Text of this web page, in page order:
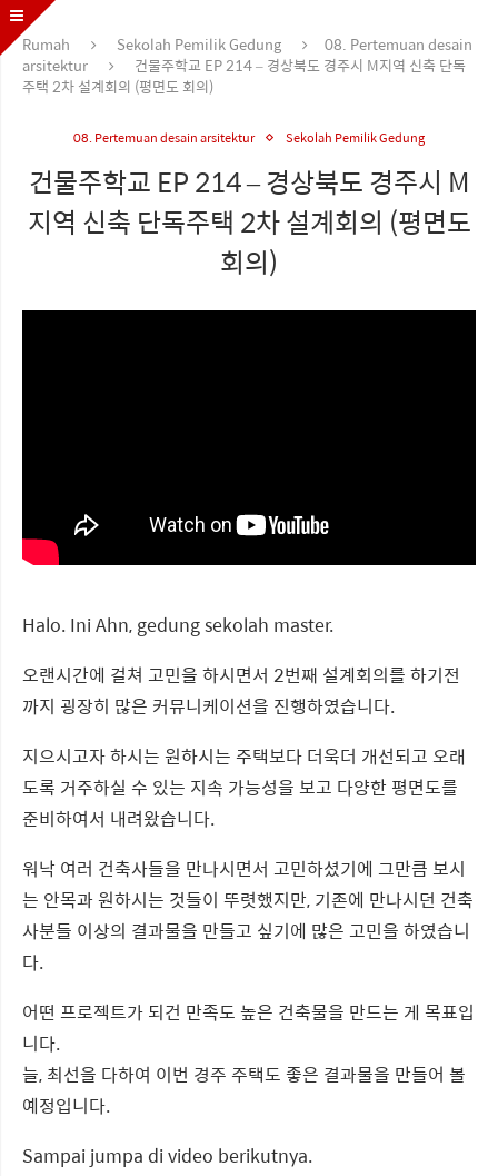
Rumah Sekolah Pemilik Gedung
08. Pertemuan desain
arsitektur
건물주학교 EP 214 – 경상북도 경주시 M지역 신축 단독
주택 2차 설계회의 (평면도 회의)
08. Pertemuan desain arsitektur Sekolah Pemilik Gedung
건물주학교 EP 214 – 경상북도 경주시 M
지역 신축 단독주택 2차 설계회의 (평면도
회의)
Halo. Ini Ahn, gedung sekolah master.
오랜시간에 걸쳐 고민을 하시면서 2번째 설계회의를 하기전
까지 굉장히 많은 커뮤니케이션을 진행하였습니다.
지으시고자 하시는 원하시는 주택보다 더욱더 개선되고 오래
도록 거주하실 수 있는 지속 가능성을 보고 다양한 평면도를
준비하여서 내려왔습니다.
워낙 여러 건축사들을 만나시면서 고민하셨기에 그만큼 보시
는 안목과 원하시는 것들이 뚜렷했지만, 기존에 만나시던 건축
사분들 이상의 결과물을 만들고 싶기에 많은 고민을 하였습니
다.
어떤 프로젝트가 되건 만족도 높은 건축물을 만드는 게 목표입
니다.
늘, 최선을 다하여 이번 경주 주택도 좋은 결과물을 만들어 볼
예정입니다.
Sampai jumpa di video berikutnya.